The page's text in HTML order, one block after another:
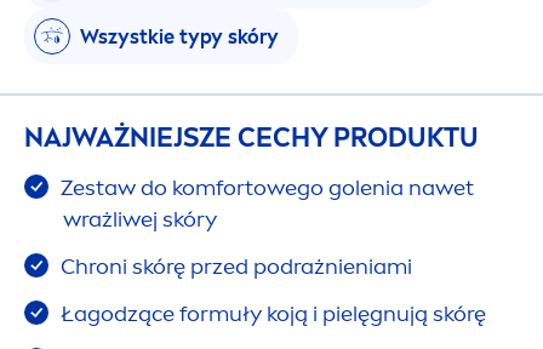
Wszystkie typy skóry
NAJWAŻNIEJSZE CECHY PRODUKTU
Zestaw do komfortowego golenia nawet
wrażliwej skóry
Chroni skórę przed podrażnieniami
Łagodzące formuły koją i pielęgnują skórę